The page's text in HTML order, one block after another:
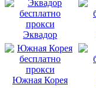
Эквадор
Южная Корея